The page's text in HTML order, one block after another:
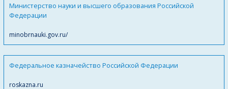
Министерство науки и высшего образования Российской
Федерации
minobrnauki.gov.ru/
Федеральное казначейство Российской Федерации
roskazna.ru